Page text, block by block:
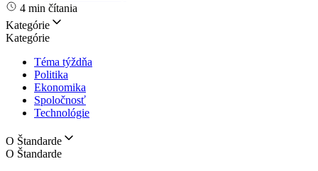
4 min čítania
Kategórie
Kategórie
Téma týždňa
Politika
Ekonomika
Spoločnosť
Technológie
O Štandarde
O Štandarde